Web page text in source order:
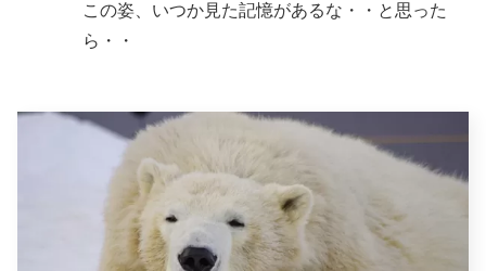
この姿、いつか見た記憶があるな・・と思った
ら・・